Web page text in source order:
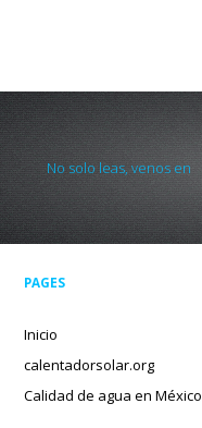
No solo leas, venos en
PAGES
Inicio
calentadorsolar.org
Calidad de agua en México